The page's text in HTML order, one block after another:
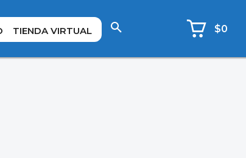
TIENDA VIRTUAL $0